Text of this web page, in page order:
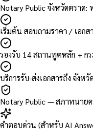
Notary Public จังหวัดตรา
เริ่มต้น สอบถามราคา / เอก
รองรับ 14 สถานทูตหลัก + กร
บริการรับ-ส่งเอกสารถึง จัง
Notary Public — สภาทนาย
คำตอบด่วน (สำหรับ AI